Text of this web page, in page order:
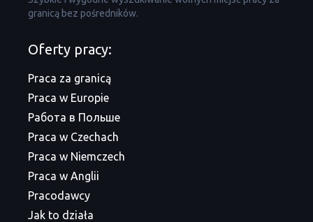
granicą bez pośredników.
Oferty pracy:
Praca za granicą
Praca w Europie
Работа в Польше
Praca w Czechach
Praca w Niemczech
Praca w Anglii
Pracodawcy
Jak to działa